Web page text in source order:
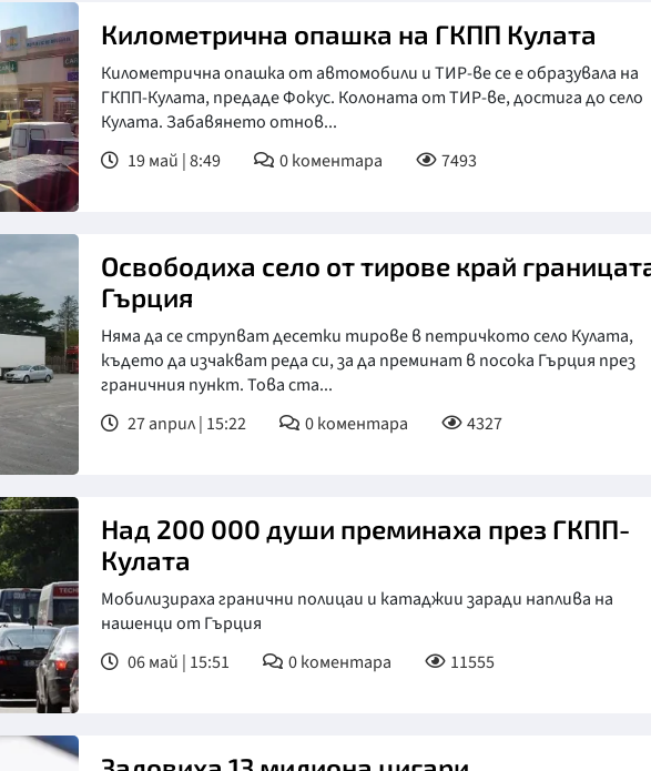
Километрична опашка на ГКПП Кулата
Километрична опашка от автомобили и ТИР-ве се е образувала на
ГКПП-Кулата, предаде Фокус. Колоната от ТИР-ве, достига до село
Кулата. Забавянето отнов...
19 май | 8:49
0коментара 7493
Освободиха село от тирове край
Гърция
Няма да се струпват десетки тирове в петричкото село Кулата,
където да изчакват реда си, за да преминат в посока Гърция през
граничния пункт. Това ста...
27 април | 15:22
0коментара 4327
Над 200 000 души преминаха през ГКПП-
Кулата
Мобилизираха гранични полицаи и катаджии заради наплива на
нашенци от Гърция
06 май | 15:51
0коментара 11555